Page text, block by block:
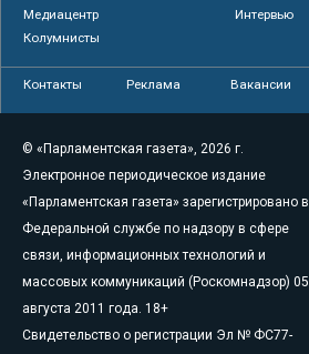
Медиацентр
Интервью
Колумнисты
Контакты Реклама Вакансии
© «Парламентская газета», 2026 г.
Электронное периодическое издание
«Парламентская газета» зарегистрировано в
Федеральной службе по надзору в сфере
связи, информационных технологий и
массовых коммуникаций (Роскомнадзор) 05
августа 2011 года. 18+
Свидетельство о регистрации Эл № ФС77-